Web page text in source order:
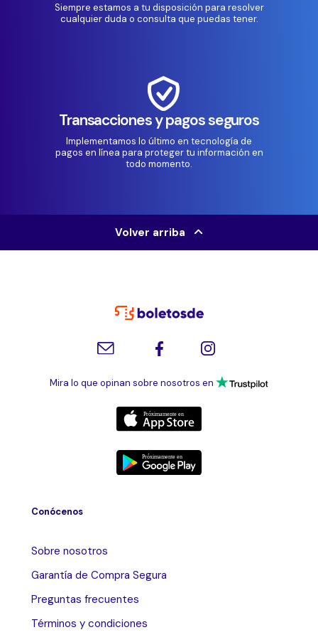
Siempre estamos a tu disposición para resolver
cualquier duda o consulta que puedas tener.
Transacciones y pagos seguros
Implementamos lo último en tecnología de
pagos en línea para proteger tu información en
todo momento.
Volver arriba
Mira lo que opinan sobre nosotros en
Conócenos
Sobre nosotros
Garantía de Compra Segura
Preguntas frecuentes
Términos y condiciones